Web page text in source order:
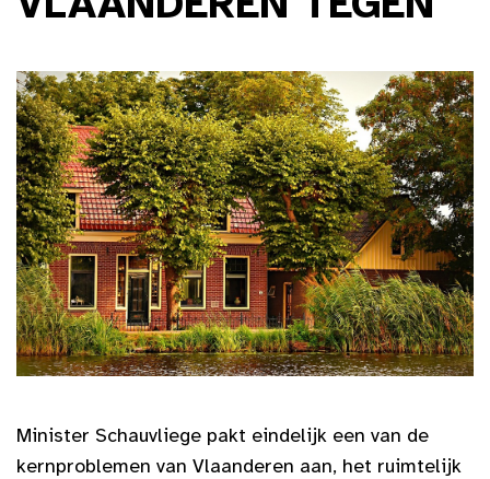
Minister Schauvliege pakt eindelijk een van de
kernproblemen van Vlaanderen aan, het ruimtelijk